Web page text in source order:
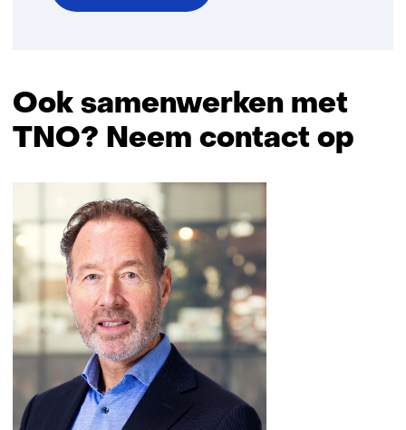
Ook samenwerken met
TNO? Neem contact op
navigatie
over
(Ook
samenwerken
met
TNO?
Neem
contact